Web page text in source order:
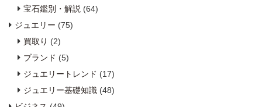
宝石鑑別・解説 (64)
ジュエリー (75)
買取り (2)
ブランド (5)
ジュエリートレンド (17)
ジュエリー基礎知識 (48)